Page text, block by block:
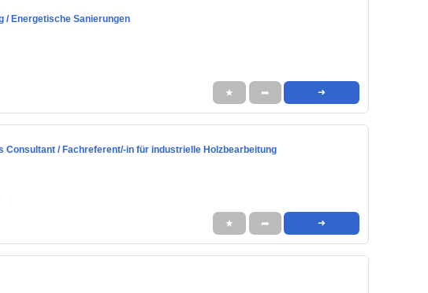
/ Energetische Sanierungen
★ ➦ ➜
Consultant / Fachreferent/-in für industrielle Holzbearbeitung
★ ➦ ➜